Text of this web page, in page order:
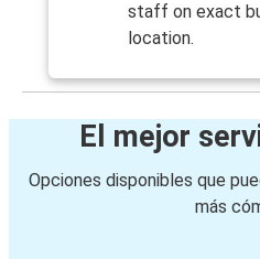
staff on exact
location.
El mejor
Opciones disponibles que
más